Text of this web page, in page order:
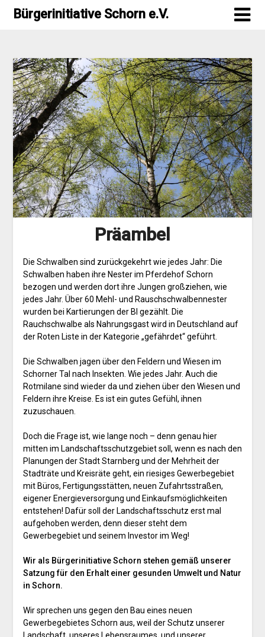
SkipBürgerinitiative Schorn e.V.
Präambel
Die Schwalben sind zurückgekehrt wie jedes Jahr: Die
Schwalben haben ihre Nester im Pferdehof Schorn
bezogen und werden dort ihre Jungen großziehen, wie
jedes Jahr. Über 60 Mehl- und Rauschschwalbennester
wurden bei Kartierungen der BI gezählt. Die
Rauchschwalbe als Nahrungsgast wird in Deutschland auf
der Roten Liste in der Kategorie „gefährdet“ geführt.
Die Schwalben jagen über den Feldern und Wiesen im
Schorner Tal nach Insekten. Wie jedes Jahr. Auch die
Rotmilane sind wieder da und ziehen über den Wiesen und
Feldern ihre Kreise. Es ist ein gutes Gefühl, ihnen
zuzuschauen.
Doch die Frage ist, wie lange noch – denn genau hier
mitten im Landschaftsschutzgebiet soll, wenn es nach den
Planungen der Stadt Starnberg und der Mehrheit der
Stadträte und Kreisräte geht, ein riesiges Gewerbegebiet
mit Büros, Fertigungsstätten, neuen Zufahrtsstraßen,
eigener Energieversorgung und Einkaufsmöglichkeiten
entstehen! Dafür soll der Landschaftsschutz erst mal
aufgehoben werden, denn dieser steht dem
Gewerbegebiet und seinem Investor im Weg!
Wir als Bürgerinitiative Schorn stehen gemäß unserer
Satzung für den Erhalt einer gesunden Umwelt und Natur
in Schorn.
Wir sprechen uns gegen den Bau eines neuen
Gewerbegebietes Schorn aus, weil der Schutz unserer
Landschaft, unseres Lebensraumes, und unserer